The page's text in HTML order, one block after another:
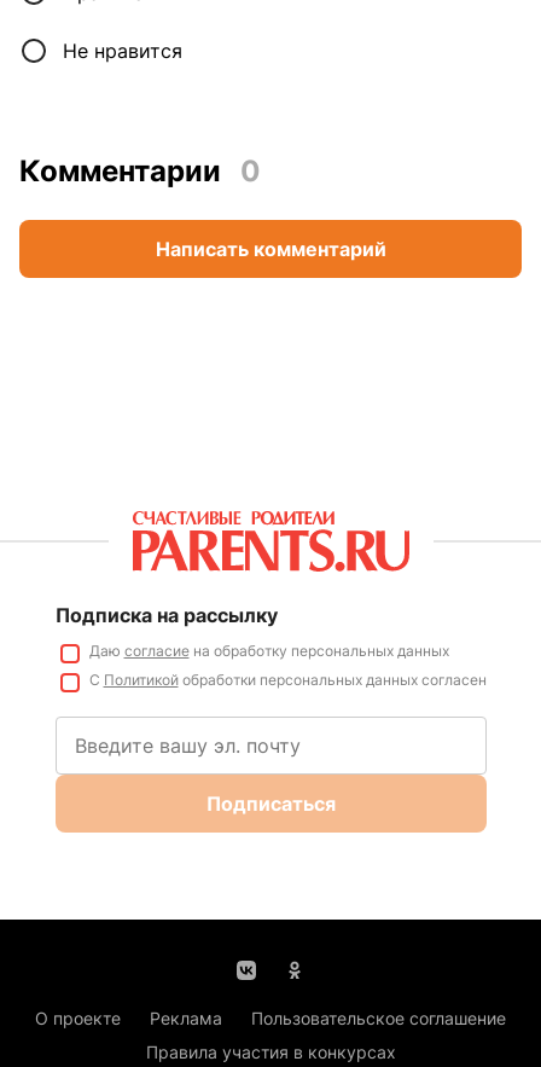
Не нравится
Комментарии 0
Написать комментарий
Подписка на рассылку
Даю согласиена обработку персональных данных
С Политикойобработки персональных данных согласен
Подписаться
О проекте Реклама
Пользовательское соглашение
Правила участия в конкурсах